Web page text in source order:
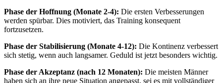
Phase der Hoffnung (Monate 2-4): Die ersten Verbesserungen
werden spürbar. Dies motiviert, das Training konsequent
fortzusetzen.
Phase der Stabilisierung (Monate 4-12): Die Kontinenz verbessert
sich stetig, wenn auch langsamer. Geduld ist jetzt besonders wichtig.
Phase der Akzeptanz (nach 12 Monaten): Die meisten Männer
haben sich an ihre neue Situation angepasst, sei es mit vollständiger